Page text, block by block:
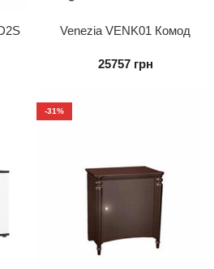
Venezia VENK01 Комод
25757 грн
-31%